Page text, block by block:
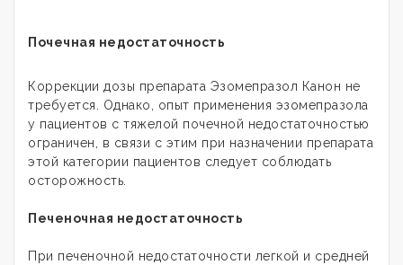
Почечная недостаточность
Коррекции дозы препарата Эзомепразол Канон не
требуется. Однако, опыт применения эзомепразола
у пациентов с тяжелой почечной недостаточностью
ограничен, в связи с этим при назначении препарата
этой категории пациентов следует соблюдать
осторожность.
Печеночная недостаточность
При печеночной недостаточности легкой и средней